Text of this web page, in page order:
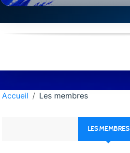
Accueil Les membres
LES MEMBRES